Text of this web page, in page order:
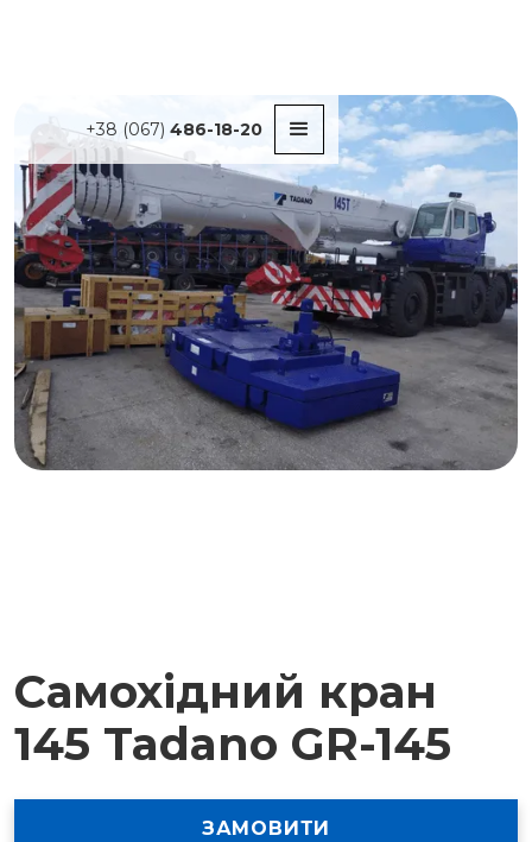
+38 (067) 486-18-20
Самохідний кран
145 Tadano GR-145
ЗАМОВИТИ